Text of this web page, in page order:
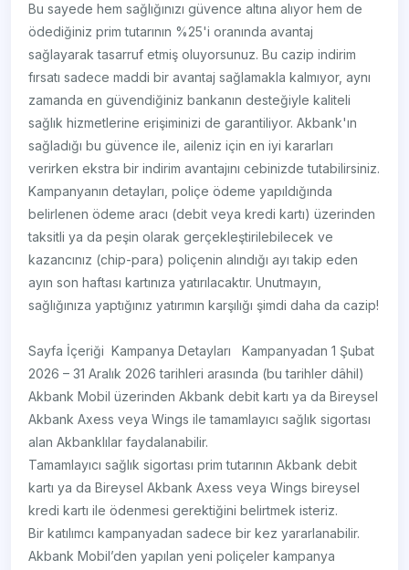
Bu sayede hem sağlığınızı güvence altına alıyor hem de
ödediğiniz prim tutarının %25'i oranında avantaj
sağlayarak tasarruf etmiş oluyorsunuz. Bu cazip indirim
fırsatı sadece maddi bir avantaj sağlamakla kalmıyor, aynı
zamanda en güvendiğiniz bankanın desteğiyle kaliteli
sağlık hizmetlerine erişiminizi de garantiliyor. Akbank'ın
sağladığı bu güvence ile, aileniz için en iyi kararları
verirken ekstra bir indirim avantajını cebinizde tutabilirsiniz.
Kampanyanın detayları, poliçe ödeme yapıldığında
belirlenen ödeme aracı (debit veya kredi kartı) üzerinden
taksitli ya da peşin olarak gerçekleştirilebilecek ve
kazancınız (chip-para) poliçenin alındığı ayı takip eden
ayın son haftası kartınıza yatırılacaktır. Unutmayın,
sağlığınıza yaptığınız yatırımın karşılığı şimdi daha da cazip!
Sayfa İçeriği ​​​​​​​​​​​​​​​​​​​​​​​​​​ ​​​​​​​​​​​​Kampanya D​etayları ​​ ​ Kampanyadan 1 Şubat
2026 – 31 Aralık 2026 tarihleri arasında (bu tarihler dâhil)
Akbank Mobil üzerinden Akbank debit kartı ya da Bireysel
Akbank Axess veya Wings ile tamamlayıcı sağlık sigortası
alan Akbanklılar faydalanabilir.
Tamamlayıcı sağlık sigortası prim tutarının Akbank debit
kartı ya da Bireysel Akbank Axess veya Wings bireysel
kredi kartı ile ödenmesi gerektiğini belirtmek isteriz.
Bir katılımcı kampanyadan sadece bir kez yararlanabilir.
Akbank Mobil’den yapılan yeni poliçeler kampanya